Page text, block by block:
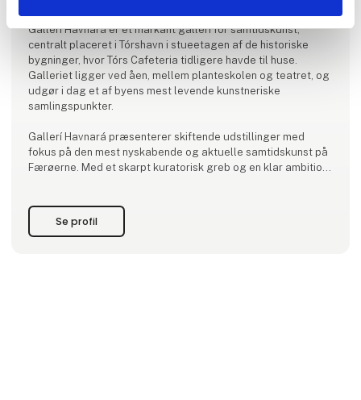
Gallerí Havnará er et markant galleri for samtidskunst,
centralt placeret i Tórshavn i stueetagen af de historiske
bygninger, hvor Tórs Cafeteria tidligere havde til huse.
Galleriet ligger ved åen, mellem planteskolen og teatret, og
udgør i dag et af byens mest levende kunstneriske
samlingspunkter.
Gallerí Havnará præsenterer skiftende udstillinger med
fokus på den mest nyskabende og aktuelle samtidskunst på
Færøerne. Med et skarpt kuratorisk greb og en klar ambition
krydsfeltet mellem t
Se profil